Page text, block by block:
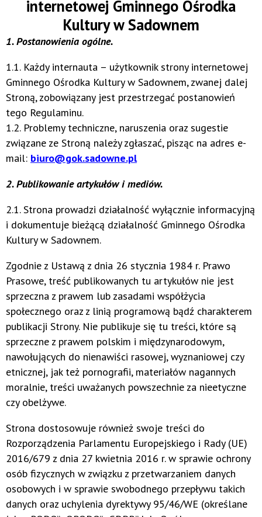
internetowej Gminnego Ośrodka
Kultury w Sadownem
1. Postanowienia ogólne.
1.1. Każdy internauta – użytkownik strony internetowej
Gminnego Ośrodka Kultury w Sadownem, zwanej dalej
Stroną, zobowiązany jest przestrzegać postanowień
tego Regulaminu.
1.2. Problemy techniczne, naruszenia oraz sugestie
związane ze Stroną należy zgłaszać, pisząc na adres e-
mail: biuro@gok.sadowne.pl
2. Publikowanie artykułów i mediów.
2.1. Strona prowadzi działalność wyłącznie informacyjną
i dokumentuje bieżącą działalność Gminnego Ośrodka
Kultury w Sadownem.
Zgodnie z Ustawą z dnia 26 stycznia 1984 r. Prawo
Prasowe, treść publikowanych tu artykułów nie jest
sprzeczna z prawem lub zasadami współżycia
społecznego oraz z linią programową bądź charakterem
publikacji Strony. Nie publikuje się tu treści, które są
sprzeczne z prawem polskim i międzynarodowym,
nawołujących do nienawiści rasowej, wyznaniowej czy
etnicznej, jak też pornografii, materiałów nagannych
moralnie, treści uważanych powszechnie za nieetyczne
czy obelżywe.
Strona dostosowuje również swoje treści do
Rozporządzenia Parlamentu Europejskiego i Rady (UE)
2016/679 z dnia 27 kwietnia 2016 r. w sprawie ochrony
osób fizycznych w związku z przetwarzaniem danych
osobowych i w sprawie swobodnego przepływu takich
danych oraz uchylenia dyrektywy 95/46/WE (określane